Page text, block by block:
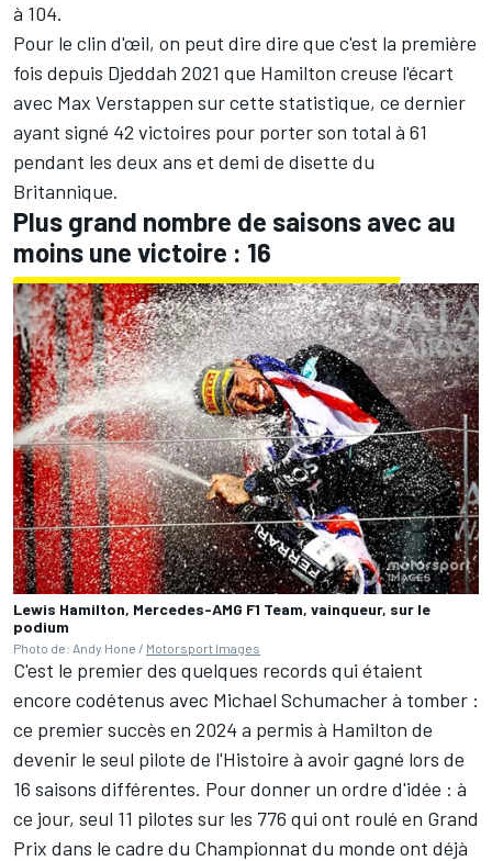
à 104.
Pour le clin d'œil, on peut dire dire que c'est la première
fois depuis Djeddah 2021 que Hamilton creuse l'écart
avec Max Verstappen sur cette statistique, ce dernier
ayant signé 42 victoires pour porter son total à 61
pendant les deux ans et demi de disette du
Britannique.
Plus grand nombre de saisons avec au
moins une victoire : 16
Lewis Hamilton, Mercedes-AMG F1 Team, vainqueur, sur le
podium
Photo de: Andy Hone / Motorsport Images
C'est le premier des quelques records qui étaient
encore codétenus avec Michael Schumacherà tomber :
ce premier succès en 2024 a permis à Hamilton de
devenir le seul pilote de l'Histoire à avoir gagné lors de
16 saisons différentes. Pour donner un ordre d'idée : à
ce jour, seul 11 pilotes sur les 776 qui ont roulé en Grand
Prix dans le cadre du Championnat du monde ont déjà